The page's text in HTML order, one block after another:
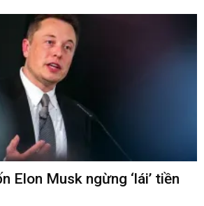
Elon Musk ngừng ‘lái’ tiền